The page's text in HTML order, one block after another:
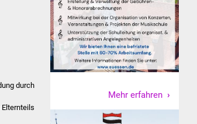
durch
Mehr erfahren